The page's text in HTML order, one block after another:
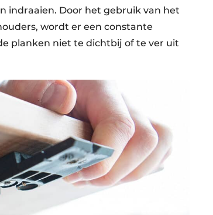
indraaien. Door het gebruik van het
wordt er een constante
planken niet te dichtbij of te ver uit